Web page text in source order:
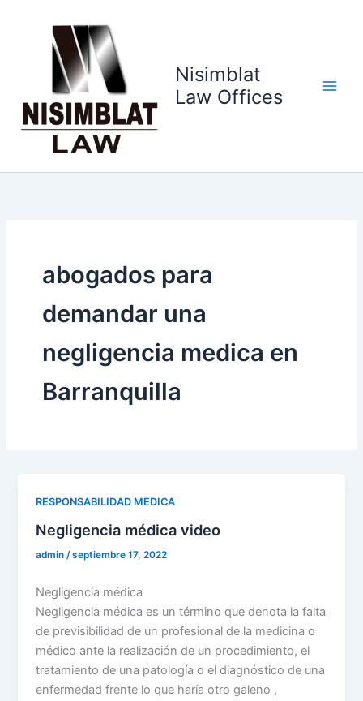
contenido
Nisimblat
Law Offices
abogados para
demandar una
negligencia medica en
Barranquilla
RESPONSABILIDAD MEDICA
Negligencia médica video
admin /septiembre 17, 2022
Negligencia médica
Negligencia médica es un término que denota la falta
de previsibilidad de un profesional de la medicina o
médico ante la realización de un procedimiento, el
tratamiento de una patología o el diagnóstico de una
enfermedad frente lo que haría otro galeno ,